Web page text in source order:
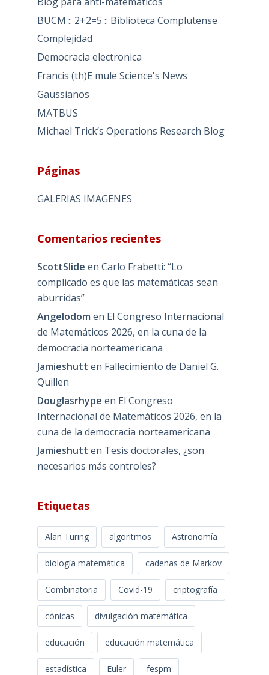
BUCM :: 2+2=5 :: Biblioteca Complutense
Complejidad
Democracia electronica
Francis (th)E mule Science's News
Gaussianos
MATBUS
Michael Trick’s Operations Research Blog
Páginas
GALERIAS IMAGENES
Comentarios recientes
ScottSlide en Carlo Frabetti: “Lo
complicado es que las matemáticas sean
aburridas”
Angelodom en El Congreso Internacional
de Matemáticos 2026, en la cuna de la
democracia norteamericana
Jamieshutt en Fallecimiento de Daniel G.
Quillen
Douglasrhype en El Congreso
Internacional de Matemáticos 2026, en la
cuna de la democracia norteamericana
Jamieshutt en Tesis doctorales, ¿son
necesarios más controles?
Etiquetas
Alan Turing algoritmos Astronomía
biología matemática cadenas de Markov
Combinatoria Covid-19 criptografía
cónicas divulgación matemática
educación educación matemática
estadística Euler fespm